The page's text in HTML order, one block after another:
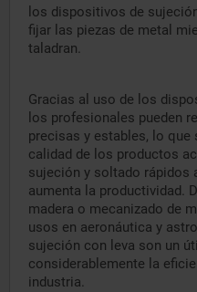
los dispositivos de
fijar las piezas de metal
taladran.
Gracias al uso de los
los profesionales pueden
precisas y estables, lo que
calidad de los productos
sujeción y soltado rápidos
aumenta la productividad.
madera o mecanizado de
usos en aeronáutica y
sujeción con leva son un
considerablemente la
industria.